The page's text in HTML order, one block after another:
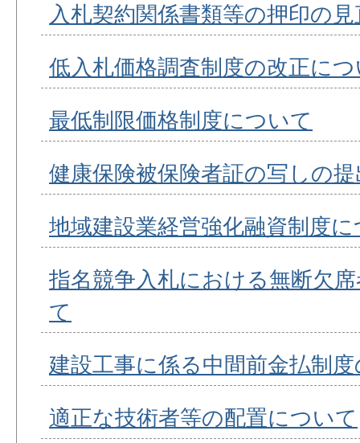
入札契約関係書類等の押印の
低入札価格調査制度の改正に
最低制限価格制度について
健康保険被保険者証の写しの
地域建設業経営強化融資制度
指名競争入札における無断欠
て
建設工事に係る中間前金払制
適正な技術者等の配置について